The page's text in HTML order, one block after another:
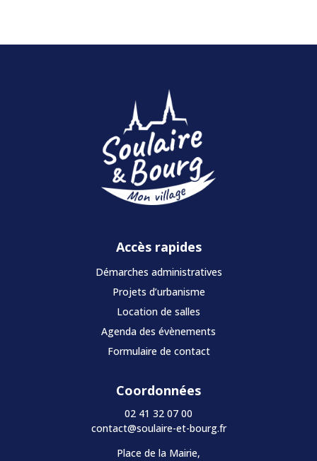
Accès rapides
Démarches administratives
Projets d’urbanisme
Location de salles
Agenda des évènements
Formulaire de contact
Coordonnées
02 41 32 07 00
contact@soulaire-et-bourg.fr
Place de la Mairie,